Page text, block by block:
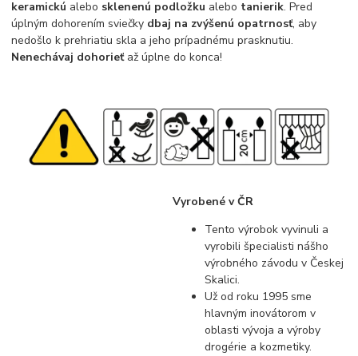
keramickú alebo sklenenú podložku alebo tanierik. Pred
úplným dohorením sviečky dbaj na zvýšenú opatrnosť, aby
nedošlo k prehriatiu skla a jeho prípadnému prasknutiu.
Nenechávaj dohorieťaž úplne do konca!
Vyrobené v ČR
Tento výrobok vyvinuli a
vyrobili špecialisti nášho
výrobného závodu v Českej
Skalici.
Už od roku 1995 sme
hlavným inovátorom v
oblasti vývoja a výroby
drogérie a kozmetiky.